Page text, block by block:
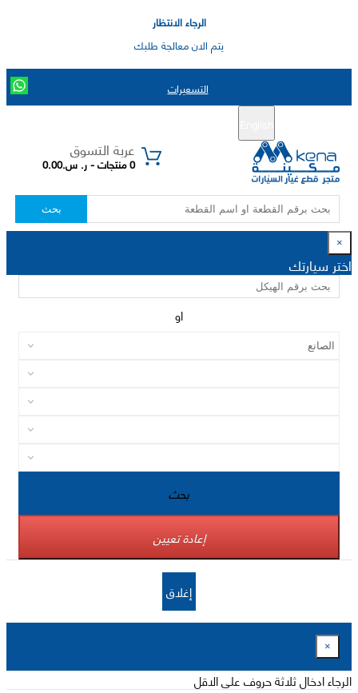
الرجاء الانتظار
يتم الان معالجة طلبك
التسعيرات
عربة التسوق
0 منتجات - ر. س.0.00
بحث
×
اختر سيارتك
او
بحث
إعادة تعيين
إغلاق
×
الرجاء ادخال ثلاثة حروف على الاقل